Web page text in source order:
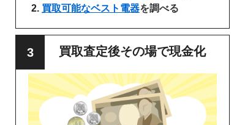
買取可能なベスト電器を調べる
買取査定後その場で現金化